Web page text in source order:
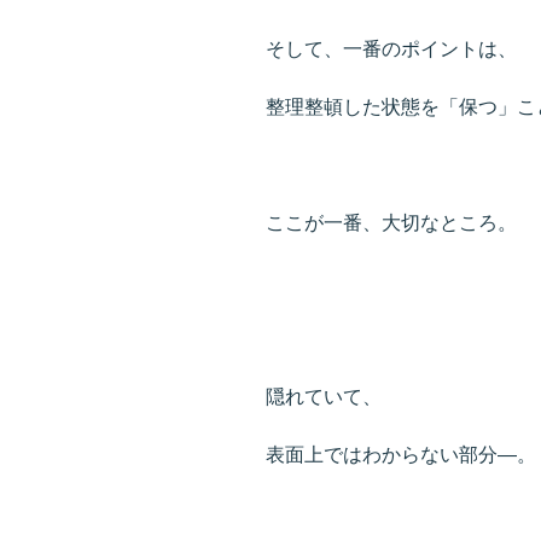
そして、一番のポイントは、
整理整頓した状態を「保つ」こ
ここが一番、大切なところ。
隠れていて、
表面上ではわからない部分―。